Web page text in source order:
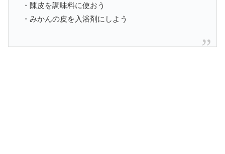
・陳皮を調味料に使おう
・みかんの皮を入浴剤にしよう